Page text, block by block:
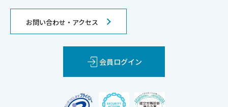
お問い合わせ・アクセス
会員ログイン